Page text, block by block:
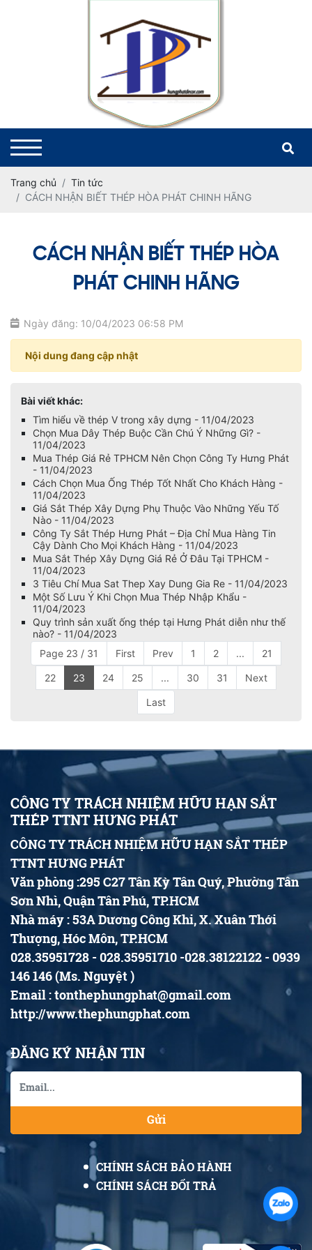
Trang chủ
Tin tức
CÁCH NHẬN BIẾT THÉP HÒA PHÁT CHINH HÃNG
CÁCH NHẬN BIẾT THÉP HÒA
PHÁT CHINH HÃNG
Ngày đăng: 10/04/2023 06:58 PM
Nội dung đang cập nhật
Bài viết khác:
Tìm hiểu về thép V trong xây dựng - 11/04/2023
Chọn Mua Dây Thép Buộc Cần Chú Ý Những Gì? -
11/04/2023
Mua Thép Giá Rẻ TPHCM Nên Chọn Công Ty Hưng Phát
- 11/04/2023
Cách Chọn Mua Ống Thép Tốt Nhất Cho Khách Hàng -
11/04/2023
Giá Sắt Thép Xây Dựng Phụ Thuộc Vào Những Yếu Tố
Nào - 11/04/2023
Công Ty Sắt Thép Hưng Phát – Địa Chỉ Mua Hàng Tin
Cậy Dành Cho Mọi Khách Hàng - 11/04/2023
Mua Sắt Thép Xây Dựng Giá Rẻ Ở Đâu Tại TPHCM -
11/04/2023
3 Tiêu Chí Mua Sat Thep Xay Dung Gia Re - 11/04/2023
Một Số Lưu Ý Khi Chọn Mua Thép Nhập Khẩu -
11/04/2023
Quy trình sản xuất ống thép tại Hưng Phát diễn như thế
nào? - 11/04/2023
Page 23 / 31
First Prev 1 2 ... 21
22 23 24 25 ... 30 31 Next
Last
CÔNG TY TRÁCH NHIỆM HỮU HẠN SẮT
THÉP TTNT HƯNG PHÁT
CÔNG TY TRÁCH NHIỆM HỮU HẠN SẮT THÉP
TTNT HƯNG PHÁT
Văn phòng :295 C27 Tân Kỳ Tân Quý, Phường Tân
Sơn Nhì, Quận Tân Phú, TP.HCM
Nhà máy : 53A Dương Công Khi, X. Xuân Thới
Thượng, Hóc Môn, TP.HCM
028.35951728 - 028.35951710 -028.38122122 - 0939
146 146 (Ms. Nguyệt )
Email : tonthephungphat@gmail.com
http://www.thephungphat.com
ĐĂNG KÝ NHẬN TIN
Gửi
CHÍNH SÁCH BẢO HÀNH
CHÍNH SÁCH ĐỔI TRẢ